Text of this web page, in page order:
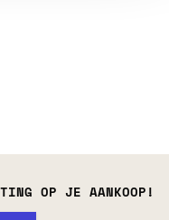
OP JE AANKOOP!